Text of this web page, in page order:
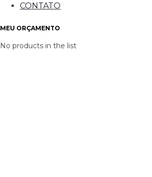
CONTATO
MEU ORÇAMENTO
No products in the list